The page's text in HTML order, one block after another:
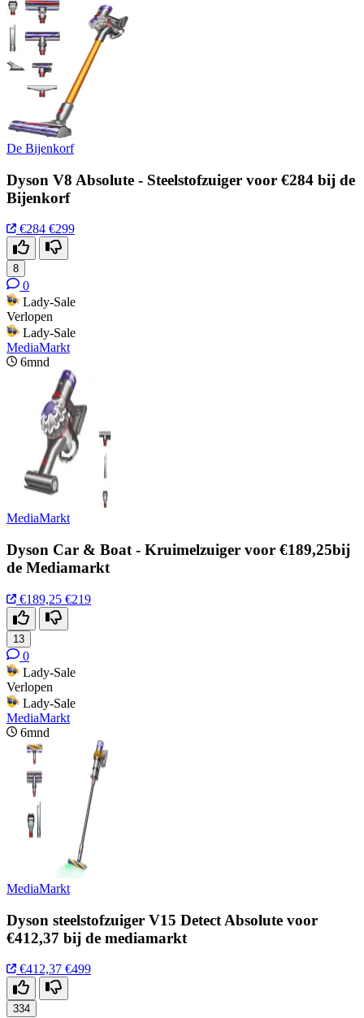
De Bijenkorf
Dyson V8 Absolute - Steelstofzuiger voor €284 bij de
Bijenkorf
€284 €299
8
0
Lady-Sale
Verlopen
Lady-Sale
MediaMarkt
6mnd
MediaMarkt
Dyson Car & Boat - Kruimelzuiger voor €189,25bij
de Mediamarkt
€189,25 €219
13
0
Lady-Sale
Verlopen
Lady-Sale
MediaMarkt
6mnd
MediaMarkt
Dyson steelstofzuiger V15 Detect Absolute voor
€412,37 bij de mediamarkt
€412,37 €499
334